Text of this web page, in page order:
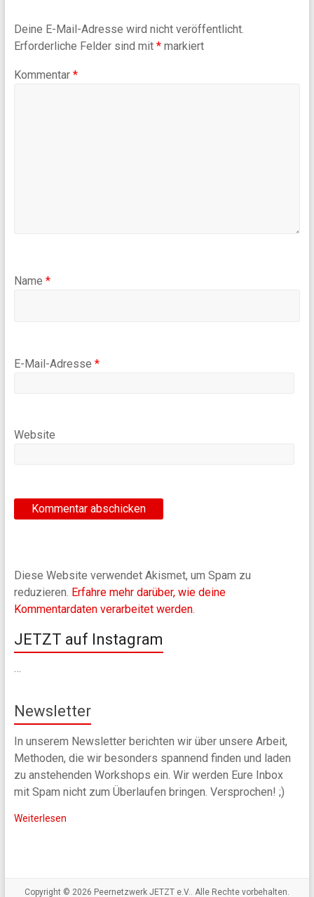
Deine E-Mail-Adresse wird nicht veröffentlicht.
Erforderliche Felder sind mit *markiert
Kommentar *
Name *
E-Mail-Adresse *
Website
Diese Website verwendet Akismet, um Spam zu
reduzieren. Erfahre mehr darüber, wie deine
Kommentardaten verarbeitet werden.
JETZT auf Instagram
…
Newsletter
In unserem Newsletter berichten wir über unsere Arbeit,
Methoden, die wir besonders spannend finden und laden
zu anstehenden Workshops ein. Wir werden Eure Inbox
mit Spam nicht zum Überlaufen bringen. Versprochen! ;)
Weiterlesen
Copyright © 2026 Peernetzwerk JETZT e.V.. Alle Rechte vorbehalten.